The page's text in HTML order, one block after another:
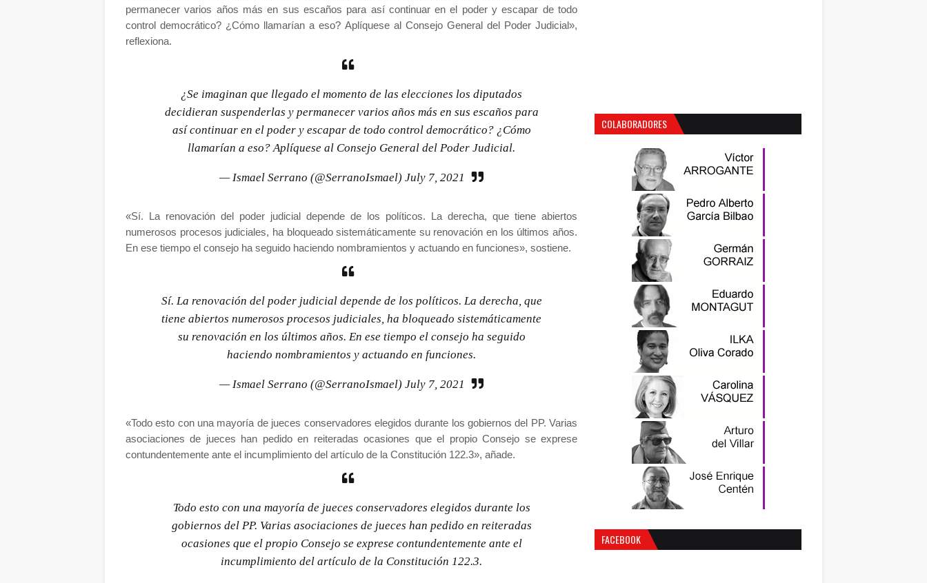
permanecer varios años más en sus escaños para así continuar en el poder y escapar de todo
control democrático? ¿Cómo llamarían a eso? Aplíquese al Consejo General del Poder Judicial»,
reflexiona.
¿Se imaginan que llegado el momento de las elecciones los diputados
decidieran suspenderlas y permanecer varios años más en sus escaños para
así continuar en el poder y escapar de todo control democrático? ¿Cómo
llamarían a eso? Aplíquese al Consejo General del Poder Judicial.
— Ismael Serrano (@SerranoIsmael) July 7, 2021
«Sí. La renovación del poder judicial depende de los políticos. La derecha, que tiene abiertos
numerosos procesos judiciales, ha bloqueado sistemáticamente su renovación en los últimos años.
En ese tiempo el consejo ha seguido haciendo nombramientos y actuando en funciones», sostiene.
Sí. La renovación del poder judicial depende de los políticos. La derecha, que
tiene abiertos numerosos procesos judiciales, ha bloqueado sistemáticamente
su renovación en los últimos años. En ese tiempo el consejo ha seguido
haciendo nombramientos y actuando en funciones.
— Ismael Serrano (@SerranoIsmael) July 7, 2021
«Todo esto con una mayoría de jueces conservadores elegidos durante los gobiernos del PP. Varias
asociaciones de jueces han pedido en reiteradas ocasiones que el propio Consejo se exprese
contundentemente ante el incumplimiento del artículo de la Constitución 122.3», añade.
Todo esto con una mayoría de jueces conservadores elegidos durante los
gobiernos del PP. Varias asociaciones de jueces han pedido en reiteradas
ocasiones que el propio Consejo se exprese contundentemente ante el
incumplimiento del artículo de la Constitución 122.3.
COLABORADORES
FACEBOOK